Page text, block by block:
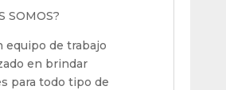
SOMOS?
equipo de trabajo
en brindar
para todo tipo de